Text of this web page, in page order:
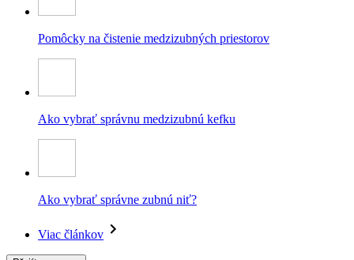
Pomôcky na čistenie medzizubných priestorov
Ako vybrať správnu medzizubnú kefku
Ako vybrať správne zubnú niť?
Viac článkov